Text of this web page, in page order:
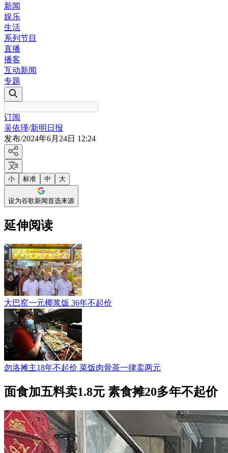
新闻
娱乐
生活
系列节目
直播
播客
互动新闻
专题
订阅
吴依瑾/新明日报
发布/2024年6月24日 12:24
小 标准 中 大
设为谷歌新闻首选来源
延伸阅读
大巴窑一元椰浆饭 36年不起价
勿洛摊主18年不起价 菜饭肉骨茶一律卖两元
面食加五料卖1.8元 素食摊20多年不起价